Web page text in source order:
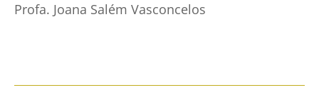
Profa. Joana Salém Vasconcelos